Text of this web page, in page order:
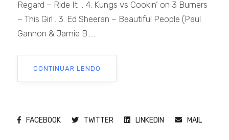
Regard – Ride It . 4. Kungs vs Cookin’ on 3 Burners
– This Girl . 3. Ed Sheeran – Beautiful People (Paul
Gannon & Jamie B......
CONTINUAR LENDO
FACEBOOK TWITTER LINKEDIN MAIL